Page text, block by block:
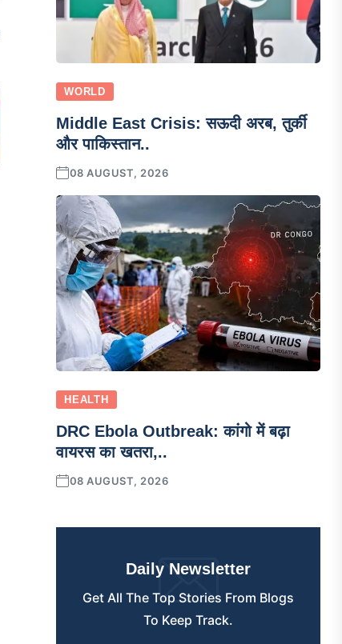
WORLD
Middle East Crisis: सऊदी अरब, तुर्की
और पाकिस्तान..
08 AUGUST, 2026
HEALTH
DRC Ebola Outbreak: कांगो में बढ़ा
वायरस का खतरा,..
08 AUGUST, 2026
Daily Newsletter
Get All The Top Stories From Blogs
To Keep Track.